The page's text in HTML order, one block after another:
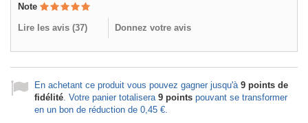
Note
Lire les avis (37) Donnez votre avis
En achetant ce produit vous pouvez gagner jusqu'à 9 points de
fidélité . Votre panier totalisera 9 points pouvant se transformer
en un bon de réduction de 0,45 €